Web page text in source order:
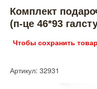
Комплект
(п-це 46*93
Чтобы сохранить
Артикул: 32931